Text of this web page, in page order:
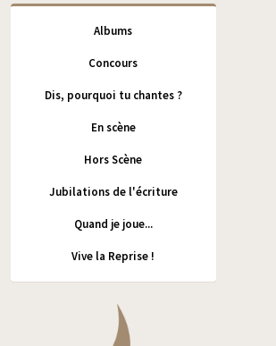
Albums
Concours
Dis, pourquoi tu chantes ?
En scène
Hors Scène
Jubilations de l'écriture
Quand je joue...
Vive la Reprise !